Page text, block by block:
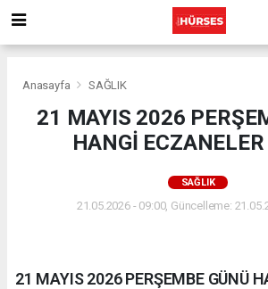
Anasayfa SAĞLIK
21 MAYIS 2026
HANGİ
SAĞLIK
21.05.2026 - 09:00, Güncelleme:
21 MAYIS 2026 PERŞEMBE GÜNÜ